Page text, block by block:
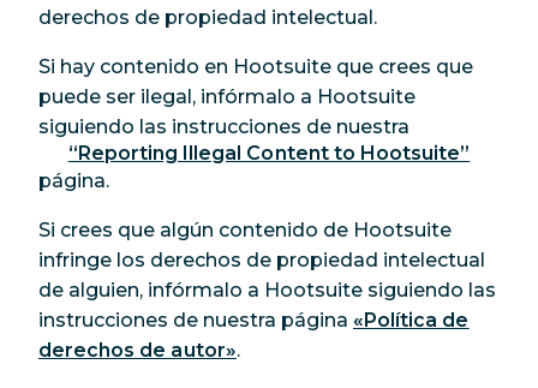
derechos de propiedad intelectual.
Si hay contenido en Hootsuite que crees que
puede ser ilegal, infórmalo a Hootsuite
siguiendo las instrucciones de nuestra
“Reporting Illegal Content to Hootsuite”
página.
Si crees que algún contenido de Hootsuite
infringe los derechos de propiedad intelectual
de alguien, infórmalo a Hootsuite siguiendo las
instrucciones de nuestra página «Política de
derechos de autor».